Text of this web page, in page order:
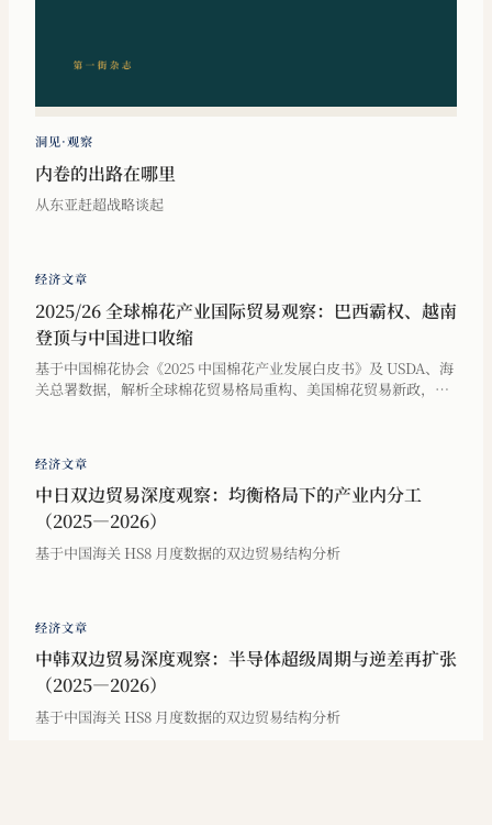
洞见·观察
内卷的出路在哪里
从东亚赶超战略谈起
经济文章
2025/26 全球棉花产业国际贸易观察：巴西霸权、越南
登顶与中国进口收缩
基于中国棉花协会《2025 中国棉花产业发展白皮书》及 USDA、海
关总署数据，解析全球棉花贸易格局重构、美国棉花贸易新政，以
经济文章
中日双边贸易深度观察：均衡格局下的产业内分工
（2025—2026）
基于中国海关 HS8 月度数据的双边贸易结构分析
经济文章
中韩双边贸易深度观察：半导体超级周期与逆差再扩张
（2025—2026）
基于中国海关 HS8 月度数据的双边贸易结构分析